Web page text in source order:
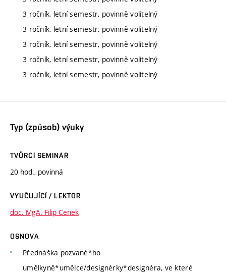
3 ročník, letní semestr, povinně volitelný
3 ročník, letní semestr, povinně volitelný
3 ročník, letní semestr, povinně volitelný
3 ročník, letní semestr, povinně volitelný
3 ročník, letní semestr, povinně volitelný
Typ (způsob) výuky
TVŮRČÍ SEMINÁŘ
20 hod., povinná
VYUČUJÍCÍ / LEKTOR
doc. MgA. Filip Cenek
OSNOVA
Přednáška pozvané*ho
umělkyně*umělce/designérky*designéra, ve které